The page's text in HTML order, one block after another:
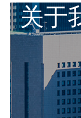
关于